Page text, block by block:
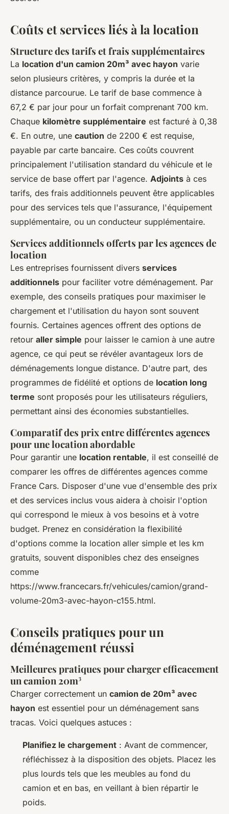
Coûts et services liés à la location
Structure des tarifs et frais supplémentaires
La location d'un camion 20m³ avec hayon varie
selon plusieurs critères, y compris la durée et la
distance parcourue. Le tarif de base commence à
67,2 € par jour pour un forfait comprenant 700 km.
Chaque kilomètre supplémentaire est facturé à 0,38
€. En outre, une caution de 2200 € est requise,
payable par carte bancaire. Ces coûts couvrent
principalement l'utilisation standard du véhicule et le
service de base offert par l'agence. Adjoints à ces
tarifs, des frais additionnels peuvent être applicables
pour des services tels que l'assurance, l'équipement
supplémentaire, ou un conducteur supplémentaire.
Services additionnels offerts par les agences de
location
Les entreprises fournissent divers services
additionnels pour faciliter votre déménagement. Par
exemple, des conseils pratiques pour maximiser le
chargement et l'utilisation du hayon sont souvent
fournis. Certaines agences offrent des options de
retour aller simple pour laisser le camion à une autre
agence, ce qui peut se révéler avantageux lors de
déménagements longue distance. D'autre part, des
programmes de fidélité et options de location long
terme sont proposés pour les utilisateurs réguliers,
permettant ainsi des économies substantielles.
Comparatif des prix entre différentes agences
pour une location abordable
Pour garantir une location rentable, il est conseillé de
comparer les offres de différentes agences comme
France Cars. Disposer d'une vue d'ensemble des prix
et des services inclus vous aidera à choisir l'option
qui correspond le mieux à vos besoins et à votre
budget. Prenez en considération la flexibilité
d'options comme la location aller simple et les km
gratuits, souvent disponibles chez des enseignes
comme
https://www.francecars.fr/vehicules/camion/grand-
volume-20m3-avec-hayon-c155.html.
Conseils pratiques pour un
déménagement réussi
Meilleures pratiques pour charger efficacement
un camion 20m³
Charger correctement un camion de 20m³ avec
hayon est essentiel pour un déménagement sans
tracas. Voici quelques astuces :
Planifiez le chargement : Avant de commencer,
réfléchissez à la disposition des objets. Placez les
plus lourds tels que les meubles au fond du
camion et en bas, en veillant à bien répartir le
poids.